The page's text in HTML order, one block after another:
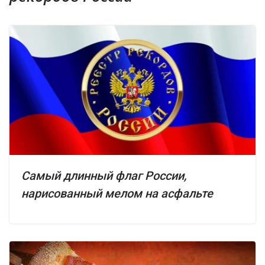
Самый длинный флаг России,
нарисованный мелом на асфальте